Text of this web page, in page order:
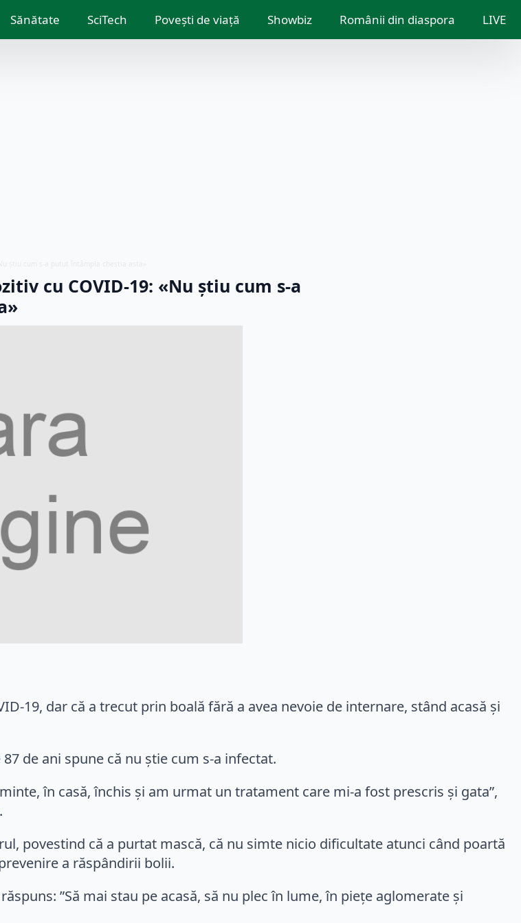
Sănătate SciTech Povești de viață Showbiz Românii din diaspora LIVE
cu COVID-19: «Nu ştiu cum s-a
19, dar că a trecut prin boală fără a avea nevoie de internare, stând acasă și
de ani spune că nu ştie cum s-a infectat.
în casă, închis şi am urmat un tratament care mi-a fost prescris şi gata”,
.
povestind că a purtat mască, că nu simte nicio dificultate atunci când poartă
a răspândirii bolii.
”Să mai stau pe acasă, să nu plec în lume, în pieţe aglomerate şi